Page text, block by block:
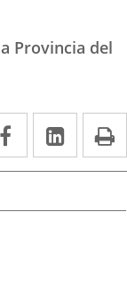
Provincia del
Facebook
Enlace
a
aplicación
Enlace
a